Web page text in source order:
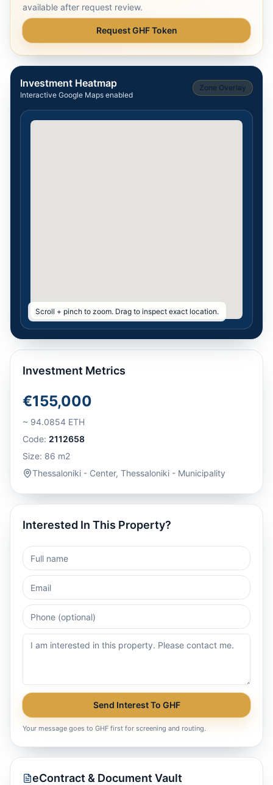
available after request review.
Request GHF Token
Investment Heatmap
Interactive Google Maps enabled
Zone Overlay
Scroll + pinch to zoom. Drag to inspect exact location.
Investment Metrics
€155,000
~ 94.0854 ETH
Code: 2112658
Size: 86 m2
Thessaloniki - Center, Thessaloniki - Municipality
Interested In This Property?
Send Interest To GHF
Your message goes to GHF first for screening and routing.
eContract & Document Vault